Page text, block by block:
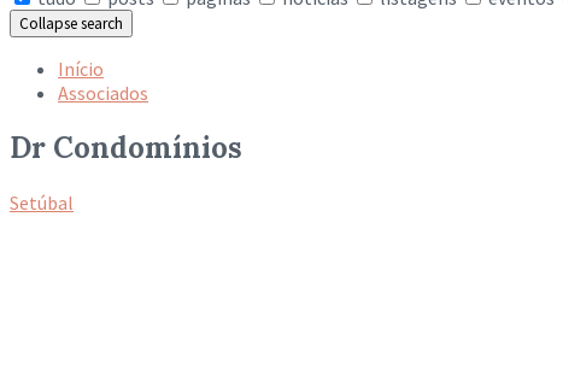
Collapse search
Início
Associados
Dr Condomínios
Setúbal